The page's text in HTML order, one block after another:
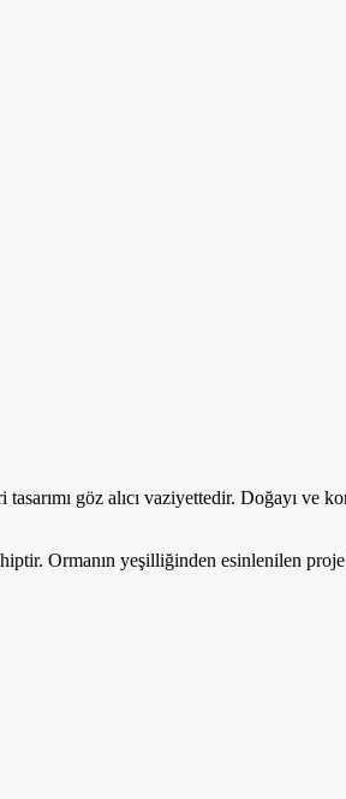
göz alıcı vaziyettedir. Doğayı ve
Ormanın yeşilliğinden esinlenilen